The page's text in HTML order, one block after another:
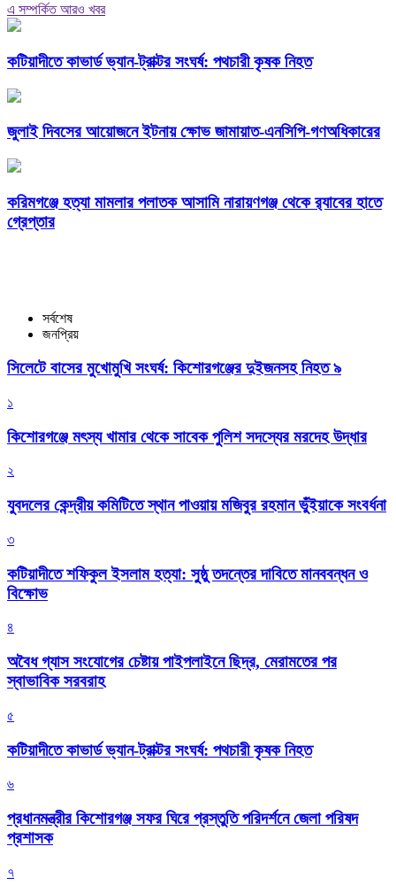
এ সম্পর্কিত আরও খবর
কটিয়াদীতে কাভার্ড ভ্যান-ট্রাক্টর সংঘর্ষ: পথচারী কৃষক নিহত
জুলাই দিবসের আয়োজনে ইটনায় ক্ষোভ জামায়াত-এনসিপি-গণঅধিকারের
করিমগঞ্জে হত্যা মামলার পলাতক আসামি নারায়ণগঞ্জ থেকে র‌্যাবের হাতে
গ্রেপ্তার
সর্বশেষ
জনপ্রিয়
সিলেটে বাসের মুখোমুখি সংঘর্ষ: কিশোরগঞ্জের দুইজনসহ নিহত ৯
১
কিশোরগঞ্জে মৎস্য খামার থেকে সাবেক পুলিশ সদস্যের মরদেহ উদ্ধার
২
যুবদলের কেন্দ্রীয় কমিটিতে স্থান পাওয়ায় মজিবুর রহমান ভুঁইয়াকে সংবর্ধনা
৩
কটিয়াদীতে শফিকুল ইসলাম হত্যা: সুষ্ঠু তদন্তের দাবিতে মানববন্ধন ও
বিক্ষোভ
৪
অবৈধ গ্যাস সংযোগের চেষ্টায় পাইপলাইনে ছিদ্র, মেরামতের পর
স্বাভাবিক সরবরাহ
৫
কটিয়াদীতে কাভার্ড ভ্যান-ট্রাক্টর সংঘর্ষ: পথচারী কৃষক নিহত
৬
প্রধানমন্ত্রীর কিশোরগঞ্জ সফর ঘিরে প্রস্তুতি পরিদর্শনে জেলা পরিষদ
প্রশাসক
৭